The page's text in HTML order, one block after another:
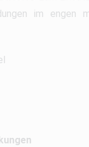
im engen